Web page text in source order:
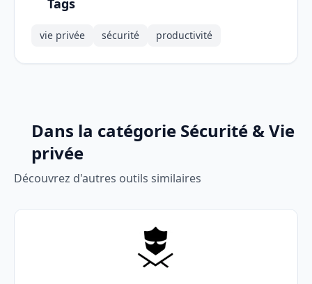
Tags
vie privée sécurité productivité
Dans la catégorie Sécurité & Vie
privée
Découvrez d'autres outils similaires